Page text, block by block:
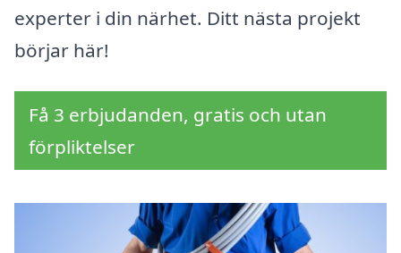
experter i din närhet. Ditt nästa projekt
börjar här!
Få 3 erbjudanden, gratis och utan
förpliktelser